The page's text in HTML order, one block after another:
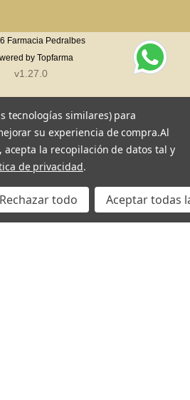
Farmacia Pedralbes
by Topfarma
v1.27.0
tecnologías similares) para
su experiencia de compra.Al
la recopilación de datos tal y
de privacidad.
Rechazar todo Aceptar todas